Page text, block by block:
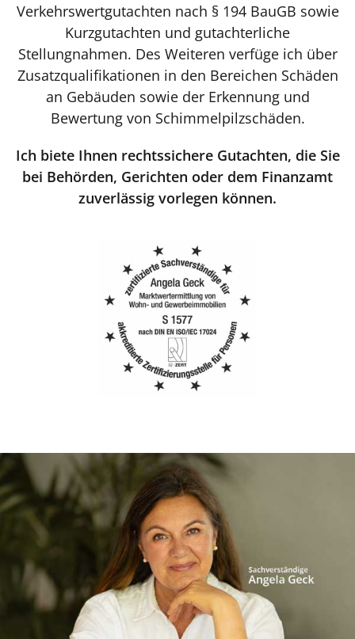
Verkehrswertgutachten nach § 194 BauGB sowie
Kurzgutachten und gutachterliche
Stellungnahmen. Des Weiteren verfüge ich über
Zusatzqualifikationen in den Bereichen Schäden
an Gebäuden sowie der Erkennung und
Bewertung von Schimmelpilzschäden.
Ich biete Ihnen rechtssichere Gutachten, die Sie
bei Behörden, Gerichten oder dem Finanzamt
zuverlässig vorlegen können.